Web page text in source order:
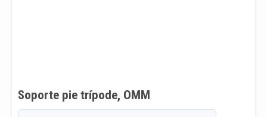
Soporte pie trípode, OMM